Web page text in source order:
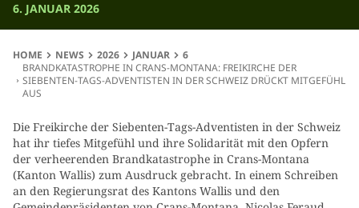
6. JANUAR 2026
HOME NEWS 2026 JANUAR
6
BRANDKATASTROPHE IN CRANS-MONTANA: FREIKIRCHE DER
SIEBENTEN-TAGS-ADVENTISTEN IN DER SCHWEIZ DRÜCKT MITGEFÜHL
AUS
Die Freikirche der Siebenten-Tags-Adventisten in der Schweiz
hat ihr tiefes Mitgefühl und ihre Solidarität mit den Opfern
der verheerenden Brandkatastrophe in Crans-Montana
(Kanton Wallis) zum Ausdruck gebracht. In einem Schreiben
an den Regierungsrat des Kantons Wallis und den